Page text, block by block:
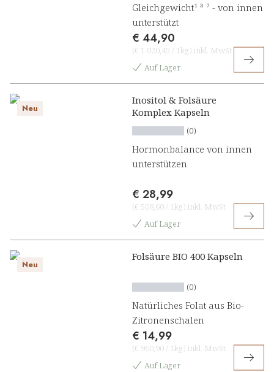
Gleichgewicht¹ ³ ⁷ - von innen
unterstützt
€ 44,90
(€ 1.020,45 / 1kg) inkl. MwSt
Auf Lager
Neu
Inositol & Folsäure
Komplex Kapseln
(0)
Hormonbalance von innen
unterstützen
€ 28,99
(€ 508,60 / 1kg) inkl. MwSt
Auf Lager
Neu
Folsäure BIO 400 Kapseln
(0)
Natürliches Folat aus Bio-
Zitronenschalen
€ 14,99
(€ 960,90 / 1kg) inkl. MwSt
Auf Lager